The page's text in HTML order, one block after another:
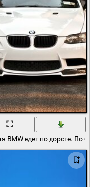
BMW едет по дороге. По